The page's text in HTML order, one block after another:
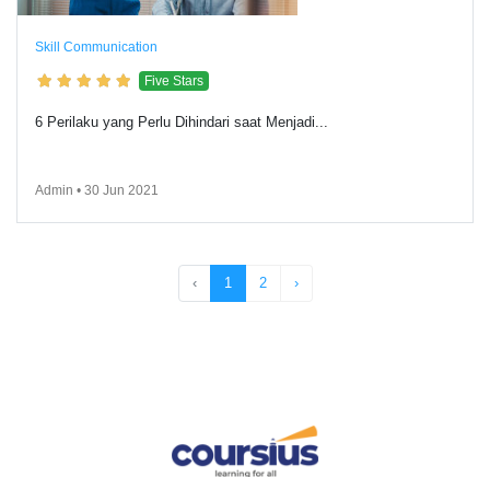
Skill Communication
Five Stars
6 Perilaku yang Perlu Dihindari saat Menjadi...
Admin • 30 Jun 2021
‹ 1 2 ›